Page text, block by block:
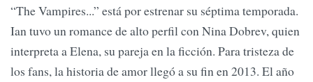
“The Vampires...” está por estrenar su séptima temporada.
Ian tuvo un romance de alto perfil con Nina Dobrev, quien
interpreta a Elena, su pareja en la ficción. Para tristeza de
los fans, la historia de amor llegó a su fin en 2013. El año